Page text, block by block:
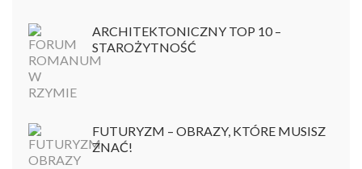
ARCHITEKTONICZNY TOP 10 –
STAROŻYTNOŚĆ
FUTURYZM – OBRAZY, KTÓRE MUSISZ
ZNAĆ!